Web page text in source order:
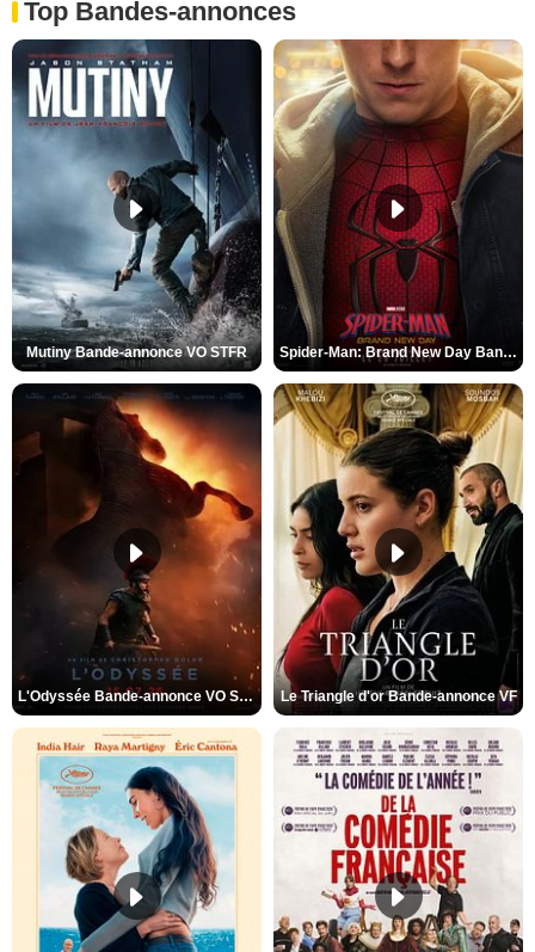
Top Bandes-annonces
Mutiny Bande-annonce VO STFR Spider-Man: Brand New Day Bande-annonce VO STFR
L'Odyssée Bande-annonce VO STFR Le Triangle d'or Bande-annonce VF